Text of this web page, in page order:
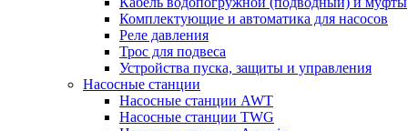
Комплектующие и автоматика для насосов
Реле давления
Трос для подвеса
Устройства пуска, защиты и управления
Насосные станции
Насосные станции AWT
Насосные станции TWG